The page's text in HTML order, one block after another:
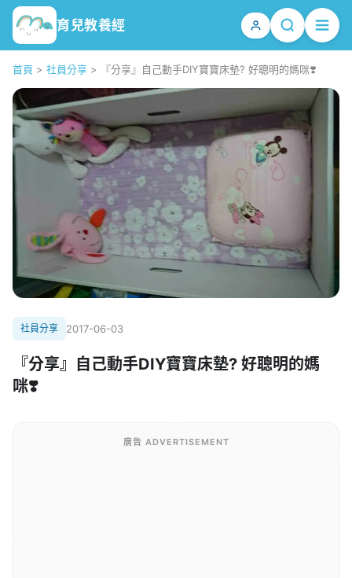
育兒教養經
首頁 > 社員分享 > 『分享』自己動手DIY寶寶床墊? 好聰明的媽咪❣️
社員分享 2017-06-03
『分享』自己動手DIY寶寶床墊? 好聰明的媽
咪❣️
廣告 ADVERTISEMENT